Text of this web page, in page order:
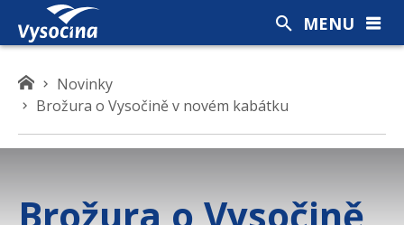
K
d
s
Novinky
Brožura o Vysočině v novém kabátku
MENU